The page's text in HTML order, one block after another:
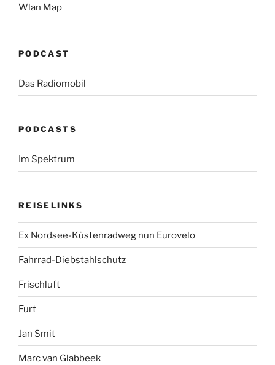
Wlan Map
PODCAST
Das Radiomobil
PODCASTS
Im Spektrum
REISELINKS
Ex Nordsee-Küstenradweg nun Eurovelo
Fahrrad-Diebstahlschutz
Frischluft
Furt
Jan Smit
Marc van Glabbeek